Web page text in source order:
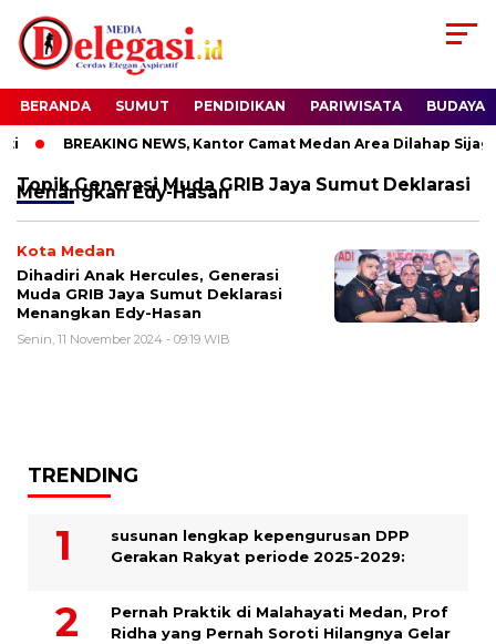
BERANDA SUMUT PENDIDIKAN PARIWISATA BUDAYA
BREAKING NEWS, Kantor Camat Medan Area Dilahap Sijago
TopikGenerasi Muda GRIB Jaya Sumut Deklarasi
Menangkan Edy-Hasan
Kota Medan
Dihadiri Anak Hercules, Generasi
Muda GRIB Jaya Sumut Deklarasi
Menangkan Edy-Hasan
Senin, 11 November 2024 - 09:19 WIB
TRENDING
susunan lengkap kepengurusan DPP
Gerakan Rakyat periode 2025-2029:
Pernah Praktik di Malahayati Medan, Prof
Ridha yang Pernah Soroti Hilangnya Gelar